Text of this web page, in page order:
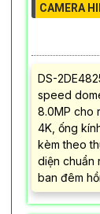
CAMERA
DS-
speed
8.0MP cho
4K, ống
kèm theo
diện chuẩn
ban đêm